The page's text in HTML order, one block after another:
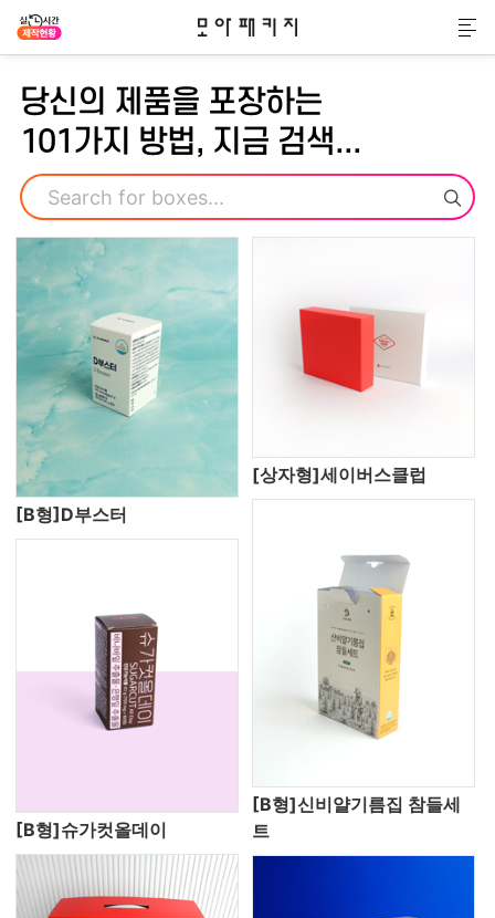
모아패키지
메
당신의 제품을 포장하는
101가지 방법, 지금 검색...
검색
[B형]D부스터
[상자형]세이버스클럽
[B형]슈가컷올데이
[B형]신비얄기름집 참들세
트